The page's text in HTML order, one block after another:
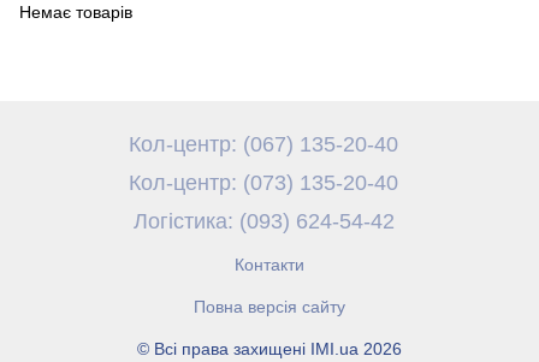
Немає товарів
Кол-центр: (067) 135-20-40
Кол-центр: (073) 135-20-40
Логістика: (093) 624-54-42
Контакти
Повна версія сайту
© Всі права захищені IMI.ua 2026